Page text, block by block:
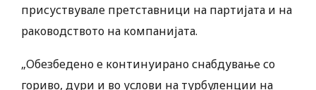
присуствувале претставници на партијата и на
раководството на компанијата.
„Обезбедено е континуирано снабдување со
гориво, дури и во услови на турбуленции на